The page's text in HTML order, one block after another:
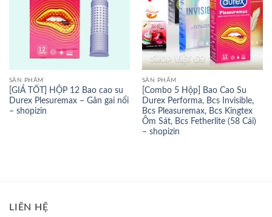
SẢN PHẨM
[GIÁ TỐT] HỘP 12 Bao cao su
Durex Plesuremax – Gân gai nổi
– shopizin
SẢN PHẨM
[Combo 5 Hộp] Bao Cao Su
Durex Performa, Bcs Invisible,
Bcs Pleasuremax, Bcs Kingtex
Ôm Sát, Bcs Fetherlite (58 Cái)
– shopizin
LIÊN HỆ